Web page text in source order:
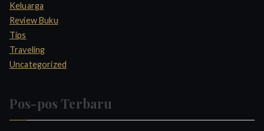
Keluarga
Review Buku
Tips
Traveling
Uncategorized
Pos-pos Terbaru